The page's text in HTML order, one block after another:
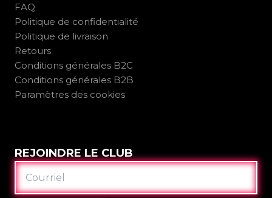
FAQ
Politique de confidentialité
Politique de livraison
Retours
Conditions générales B2C
Conditions générales B2B
Paramètres des cookies
REJOINDRE LE CLUB
COURRIEL